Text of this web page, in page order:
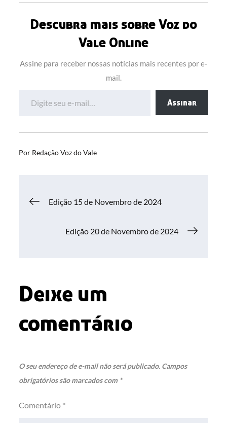
Descubra mais sobre Voz do
Vale Online
Assine para receber nossas notícias mais recentes por e-
mail.
Assinar
Por Redação Voz do Vale
Navegação
Edição 15 de Novembro de 2024
Edição 20 de Novembro de 2024
Deixe um
comentário
O seu endereço de e-mail não será publicado. Campos
obrigatórios são marcados com *
Comentário *